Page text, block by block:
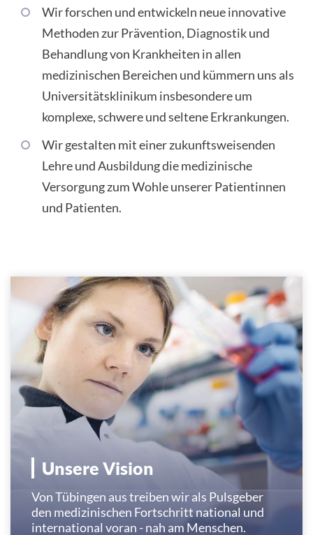
Wir forschen und entwickeln neue innovative
Methoden zur Präventi­on, Diagnostik und
Behandlung von Krankheiten in allen
medizinischen Bereichen und kümmern uns als
Universitätsklinikum insbesondere um
komplexe, schwere und seltene Erkrankungen.
Wir gestalten mit einer zukunftsweisenden
Lehre und Ausbildung die medizinische
Versorgung zum Wohle unserer Patientinnen
und Patienten.
Unsere Vision
Von Tübingen aus treiben wir als Pulsgeber
den medizinischen Fortschritt national und
international voran - nah am Menschen.